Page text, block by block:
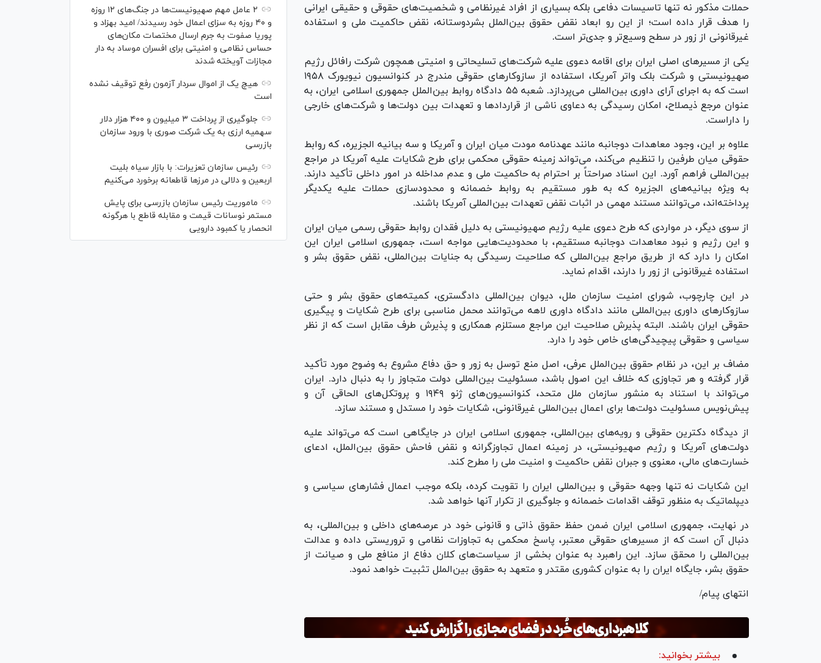
حملات مذکور نه تنها تاسیسات دفاعی بلکه بسیاری از افراد غیرنظامی و شخصیت‌های حقوقی و حقیقی ایرانی
را هدف قرار داده است؛ از این رو ابعاد نقض حقوق بین‌الملل بشردوستانه، نقض حاکمیت ملی و استفاده
غیرقانونی از زور در سطح وسیع‌تر و جدی‌تر است.
یکی از مسیر‌های اصلی ایران برای اقامه دعوی علیه شرکت‌های تسلیحاتی و امنیتی همچون شرکت رافائل رژیم
صهیونیستی و شرکت بلک واتر آمریکا، استفاده از سازوکار‌های حقوقی مندرج در کنوانسیون نیویورک ۱۹۵۸
است که به اجرای آرای داوری بین‌المللی می‌پردازد. شعبه ۵۵ دادگاه روابط بین‌الملل جمهوری اسلامی ایران، به
عنوان مرجع ذیصلاح، امکان رسیدگی به دعاوی ناشی از قرارداد‌ها و تعهدات بین دولت‌ها و شرکت‌های خارجی
را داراست.
علاوه بر این، وجود معاهدات دوجانبه مانند عهدنامه مودت میان ایران و آمریکا و سه بیانیه الجزیره، که روابط
حقوقی میان طرفین را تنظیم می‌کند، می‌تواند زمینه حقوقی محکمی برای طرح شکایات علیه آمریکا در مراجع
بین‌المللی فراهم آورد. این اسناد صراحتاً بر احترام به حاکمیت ملی و عدم مداخله در امور داخلی تأکید دارند.
به ویژه بیانیه‌های الجزیره که به طور مستقیم به روابط خصمانه و محدودسازی حملات علیه یکدیگر
پرداخته‌اند، می‌توانند مستند مهمی در اثبات نقض تعهدات بین‌المللی آمریکا باشند.
از سوی دیگر، در مواردی که طرح دعوی علیه رژیم صهیونیستی به دلیل فقدان روابط حقوقی رسمی میان ایران
و این رژیم و نبود معاهدات دوجانبه مستقیم، با محدودیت‌هایی مواجه است، جمهوری اسلامی ایران این
امکان را دارد که از طریق مراجع بین‌المللی که صلاحیت رسیدگی به جنایات بین‌المللی، نقض حقوق بشر و
استفاده غیرقانونی از زور را دارند، اقدام نماید.
در این چارچوب، شورای امنیت سازمان ملل، دیوان بین‌المللی دادگستری، کمیته‌های حقوق بشر و حتی
سازوکار‌های داوری بین‌المللی مانند دادگاه داوری لاهه می‌توانند محمل مناسبی برای طرح شکایات و پیگیری
حقوقی ایران باشند. البته پذیرش صلاحیت این مراجع مستلزم همکاری و پذیرش طرف مقابل است که از نظر
سیاسی و حقوقی پیچیدگی‌های خاص خود را دارد.
مضاف بر این، در نظام حقوق بین‌الملل عرفی، اصل منع توسل به زور و حق دفاع مشروع به وضوح مورد تأکید
قرار گرفته و هر تجاوزی که خلاف این اصول باشد، مسئولیت بین‌المللی دولت متجاوز را به دنبال دارد. ایران
می‌تواند با استناد به منشور سازمان ملل متحد، کنوانسیون‌های ژنو ۱۹۴۹ و پروتکل‌های الحاقی آن و
پیش‌نویس مسئولیت دولت‌ها برای اعمال بین‌المللی غیرقانونی، شکایات خود را مستدل و مستند سازد.
از دیدگاه دکترین حقوقی و رویه‌های بین‌المللی، جمهوری اسلامی ایران در جایگاهی است که می‌تواند علیه
دولت‌های آمریکا و رژیم صهیونیستی، در زمینه اعمال تجاوزگرانه و نقض فاحش حقوق بین‌الملل، ادعای
خسارت‌های مالی، معنوی و جبران نقض حاکمیت و امنیت ملی را مطرح کند.
این شکایات نه تنها وجهه حقوقی و بین‌المللی ایران را تقویت کرده، بلکه موجب اعمال فشار‌های سیاسی و
دیپلماتیک به منظور توقف اقدامات خصمانه و جلوگیری از تکرار آنها خواهد شد.
در نهایت، جمهوری اسلامی ایران ضمن حفظ حقوق ذاتی و قانونی خود در عرصه‌های داخلی و بین‌المللی، به
دنبال آن است که از مسیر‌های حقوقی معتبر، پاسخ محکمی به تجاوزات نظامی و تروریستی داده و عدالت
بین‌المللی را محقق سازد. این راهبرد به عنوان بخشی از سیاست‌های کلان دفاع از منافع ملی و صیانت از
حقوق بشر، جایگاه ایران را به عنوان کشوری مقتدر و متعهد به حقوق بین‌الملل تثبیت خواهد نمود.
انتهای پیام/
بیشتر بخوانید:
۲ عامل مهم صهیونیست‌ها در جنگ‌های ۱۲ روزه
و ۴۰ روزه به سزای اعمال خود رسیدند/ امید بهزاد و
پوریا صفوت به جرم ارسال مختصات مکان‌های
حساس نظامی و امنیتی برای افسران موساد به دار
مجازات آویخته شدند
هیچ یک از اموال سردار آزمون رفع توقیف نشده
است
جلوگیری از پرداخت ۳ میلیون و ۴۰۰ هزار دلار
سهمیه ارزی به یک شرکت صوری با ورود سازمان
بازرسی
رئیس سازمان تعزیرات: با بازار سیاه بلیت
اربعین و دلالی در مرز‌ها قاطعانه برخورد می‌کنیم
ماموریت رئیس سازمان بازرسی برای پایش
مستمر نوسانات قیمت و مقابله قاطع با هرگونه
انحصار یا کمبود دارویی